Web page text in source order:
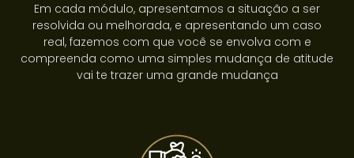
Em cada módulo, apresentamos a situação a ser
resolvida ou melhorada, e apresentando um caso
real, fazemos com que você se envolva com e
compreenda como uma simples mudança de atitude
vai te trazer uma grande mudança